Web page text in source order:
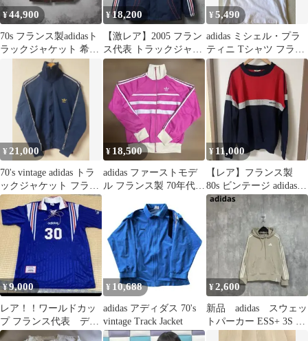
¥44,900
70s フランス製adidasト
ラックジャケット 希少
オールドアディダス
¥18,200
【激レア】2005 フラン
ス代表 トラックジャケ
ット adidas 当時物
¥5,490
adidas ミシェル・プラ
ティニ Tシャツ フラン
スワールドカップ記念
¥ 21,000
70's vintage adidas トラ
ックジャケット フラン
ス製 XL
¥ 18,500
adidas ファーストモデ
ル フランス製 70年代
¥ 11,000
【レア】フランス製
80s ビンテージ adidas
スウェット L
¥9,000
レア！！ワールドカッ
プ フランス代表 デサ
ント アディダス ユニフ
¥ 10,688
adidas アディダス 70's
vintage Track Jacket
¥2,600
新品 adidas スウェッ
トパーカー ESS+ 3S ス
ウェットフーディ S